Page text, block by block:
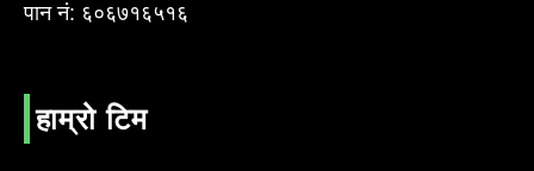
पान नं: ६०६७१६५१६
हाम्रो टिम